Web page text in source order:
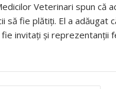
Veterinari spun că
să fie plătiţi. El a adăugat
invitaţi şi reprezentanţii